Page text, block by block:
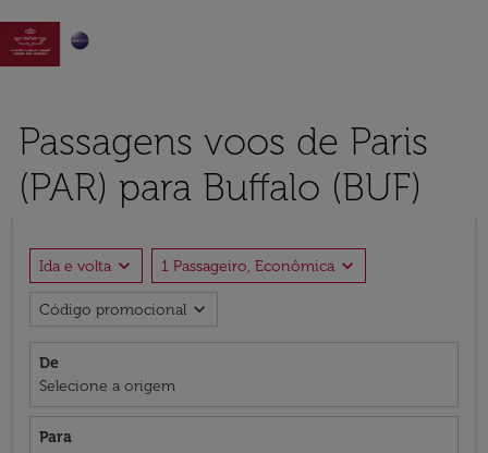

Passagens voos de Paris
(PAR) para Buffalo (BUF)
Ida e volta expand_more 1 Passageiro, Econômica expand_more
Código promocional expand_more
De
Selecione a origem
Para